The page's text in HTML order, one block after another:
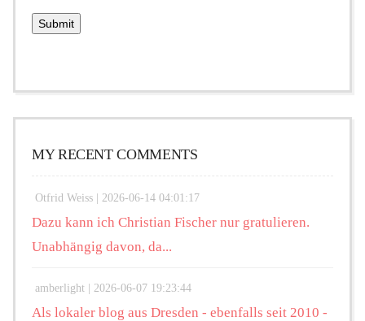
MY RECENT COMMENTS
Otfrid Weiss | 2026-06-14 04:01:17
Dazu kann ich Christian Fischer nur gratulieren.
Unabhängig davon, da...
amberlight | 2026-06-07 19:23:44
Als lokaler blog aus Dresden - ebenfalls seit 2010 -